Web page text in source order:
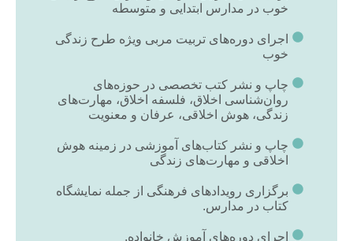
خوب در مدارس ابتدایی و متوسطه
اجرای دوره‌های تربیت مربی ویژه طرح زندگی
خوب
چاپ و نشر کتب تخصصی در حوزه‌های
روان‌شناسی اخلاق، فلسفه اخلاق، مهارت‌های
زندگی، هوش اخلاقی، عرفان و معنویت
چاپ و نشر کتاب‌های آموزشی در زمینه هوش
اخلاقی و مهارت‌های زندگی
برگزاری رویدادهای فرهنگی از جمله نمایشگاه
کتاب در مدارس.
اجرای دوره‌های آموزش خانواده.